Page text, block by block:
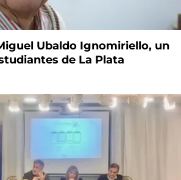
Ubaldo Ignomiriello, un
de La Plata